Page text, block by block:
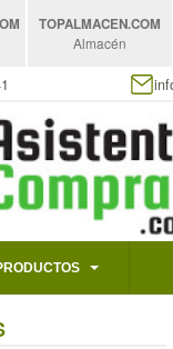
TOPALMACEN.COM
Almacén